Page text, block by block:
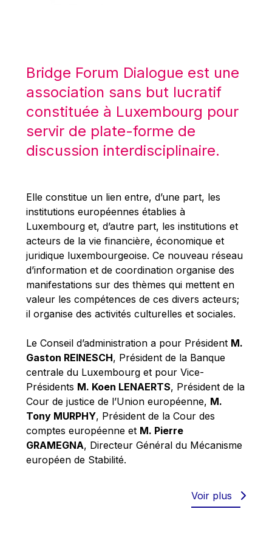
Mario Centeno
Mario Monti
Maroš ŠEFČOVIČ
Martin Bailey
Martine Reicherts
Michael Sohlman
Michel Goedert
Mireille Delmas-Marty
Nobuo Tanaka
Otmar Issing
Paolo Mengozzi
Paschal Donohoe
Pat Cox
Patrizia Nanz
Philippe Maystadt
Pierre Gramegna
Richard Pelly
Robert Goebbels
Robert REYNDERS
Bridge Forum Dialogue est une
association sans but lucratif
constituée à Luxembourg pour
servir de plate-forme de
discussion interdisciplinaire.
Elle constitue un lien entre, d’une part, les
institutions européennes établies à
Luxembourg et, d’autre part, les institutions et
acteurs de la vie financière, économique et
juridique luxembourgeoise. Ce nouveau réseau
d’information et de coordination organise des
manifestations sur des thèmes qui mettent en
valeur les compétences de ces divers acteurs;
il organise des activités culturelles et sociales.
Le Conseil d’administration a pour Président M.
Gaston REINESCH, Président de la Banque
centrale du Luxembourg et pour Vice-
Présidents M. Koen LENAERTS, Président de la
Cour de justice de l’Union européenne, M.
Tony MURPHY, Président de la Cour des
comptes européenne et M. Pierre
GRAMEGNA, Directeur Général du Mécanisme
européen de Stabilité.
Voir plus